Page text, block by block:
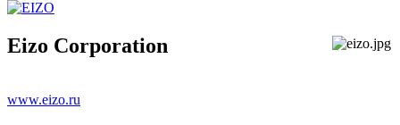
Eizo Corporation
www.eizo.ru